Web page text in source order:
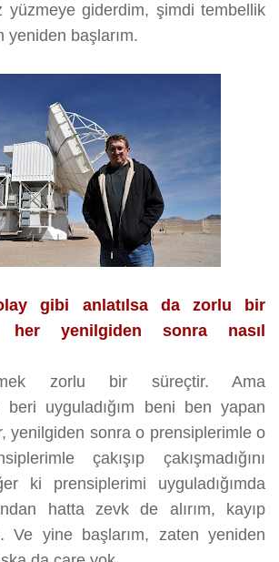
yüzmeye giderdim, şimdi tembellik
yeniden başlarım.
gibi anlatılsa da zorlu bir
yenilgiden sonra nasıl
zorlu bir süreçtir. Ama
beri uyguladığım beni ben yapan
yenilgiden sonra o prensiplerimle o
çakışıp çakışmadığını
ki prensiplerimi uyguladığımda
hatta zevk de alırım, kayıp
Ve yine başlarım, zaten yeniden